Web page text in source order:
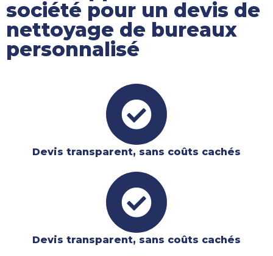
société pour un devis de
nettoyage de bureaux
personnalisé
Devis transparent, sans coûts cachés
Devis transparent, sans coûts cachés